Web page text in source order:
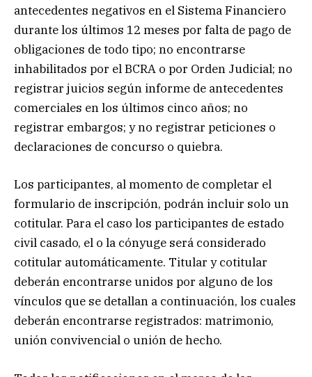
antecedentes negativos en el Sistema Financiero
durante los últimos 12 meses por falta de pago de
obligaciones de todo tipo; no encontrarse
inhabilitados por el BCRA o por Orden Judicial; no
registrar juicios según informe de antecedentes
comerciales en los últimos cinco años; no
registrar embargos; y no registrar peticiones o
declaraciones de concurso o quiebra.
Los participantes, al momento de completar el
formulario de inscripción, podrán incluir solo un
cotitular. Para el caso los participantes de estado
civil casado, el o la cónyuge será considerado
cotitular automáticamente. Titular y cotitular
deberán encontrarse unidos por alguno de los
vínculos que se detallan a continuación, los cuales
deberán encontrarse registrados: matrimonio,
unión convivencial o unión de hecho.